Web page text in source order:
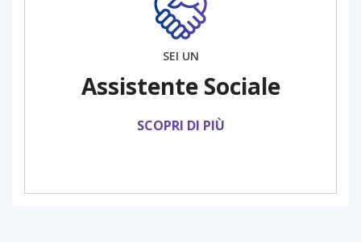
SEI UN
Assistente Sociale
SCOPRI DI PIÙ